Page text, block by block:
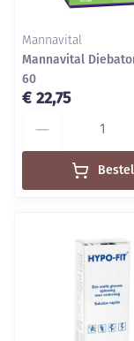
Mannavital
Mannavital
60
€ 22,75
Bestel